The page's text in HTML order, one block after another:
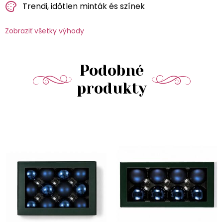
Trendi, időtlen minták és színek
Zobraziť všetky výhody
Podobné
produkty